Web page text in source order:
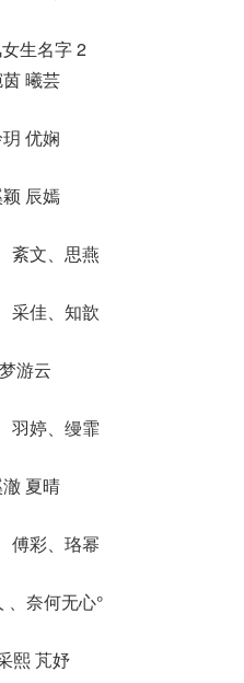
生名字 2
曦芸
优娴
辰嫣
紊文、思燕
采佳、知歆
游云
羽婷、缦霏
夏晴
傅彩、珞幂
、奈何无心°
熙 芃妤